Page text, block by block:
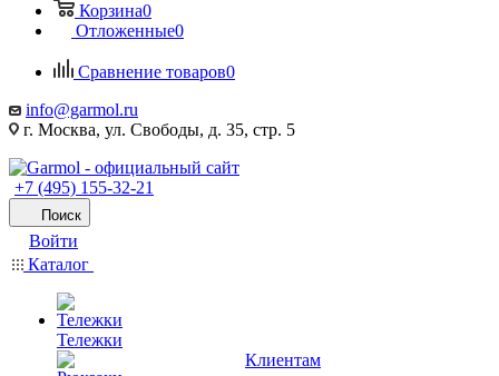
Корзина0
Отложенные0
Сравнение товаров0
info@garmol.ru
г. Москва, ул. Свободы, д. 35, стр. 5
+7 (495) 155-32-21
Поиск
Войти
Каталог
Тележки
Клиентам